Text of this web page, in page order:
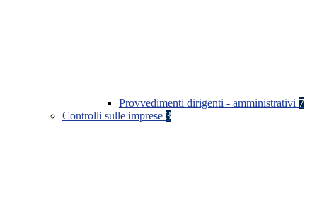
Provvedimenti dirigenti - amministrativi 7
Controlli sulle imprese 3